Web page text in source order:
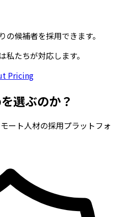
候補者を採用できます。
たちが対応します。
Pricing
選ぶのか？
ート人材の採用プラットフォ